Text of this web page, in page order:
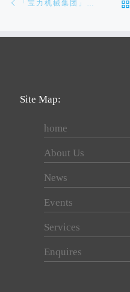
Site Map:
home
About Us
News
Events
Services
Enquires